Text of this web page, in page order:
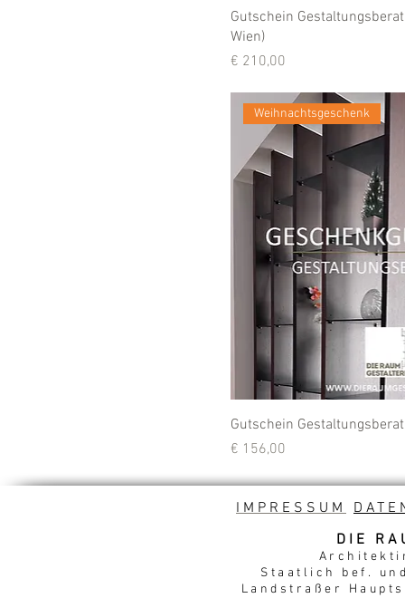
Gutschein
Wien)
Preis
€ 210,00
Weihnachtsgeschenk
Gutschein
Preis
€ 156,00
IMPRESSUM
DIE
Staatlich bef.
Landstraßer